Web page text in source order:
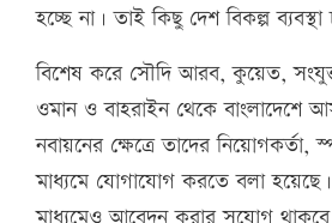
হচ্ছে না। তাই কিছু দেশ বিকল্প
বিশেষ করে সৌদি আরব, কুয়েত,
ওমান ও বাহরাইন থেকে বাংলাদেশে
নবায়নের ক্ষেত্রে তাদের নিয়োগকর্তা,
মাধ্যমে যোগাযোগ করতে বলা